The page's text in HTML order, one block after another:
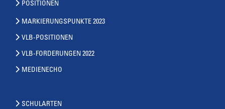
POSITIONEN
MARKIERUNGSPUNKTE 2023
VLB-POSITIONEN
VLB-FORDERUNGEN 2022
MEDIENECHO
SCHULARTEN